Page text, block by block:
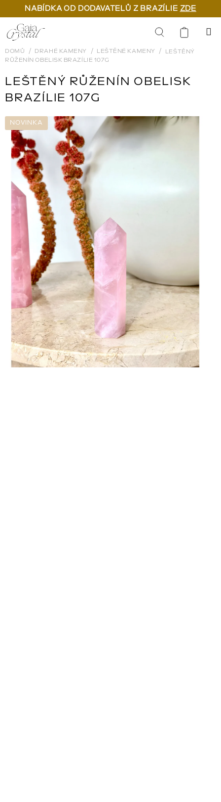
NABÍDKA OD DODAVATELŮ Z BRAZÍLIE ZDE
Přejít
na
obsah
Hledat
DOMŮ DRAHÉ KAMENY LEŠTĚNÉ KAMENY
LEŠTĚNÝ
RŮŽENÍN OBELISK BRAZÍLIE 107G
LEŠTĚNÝ RŮŽENÍN OBELISK
BRAZÍLIE 107G
NOVINKA